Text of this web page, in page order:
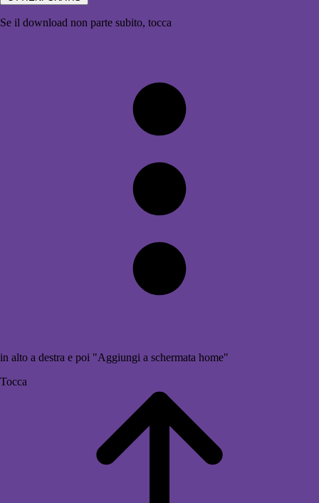
Se il download non parte subito, tocca
in alto a destra e poi "Aggiungi a schermata home"
Tocca